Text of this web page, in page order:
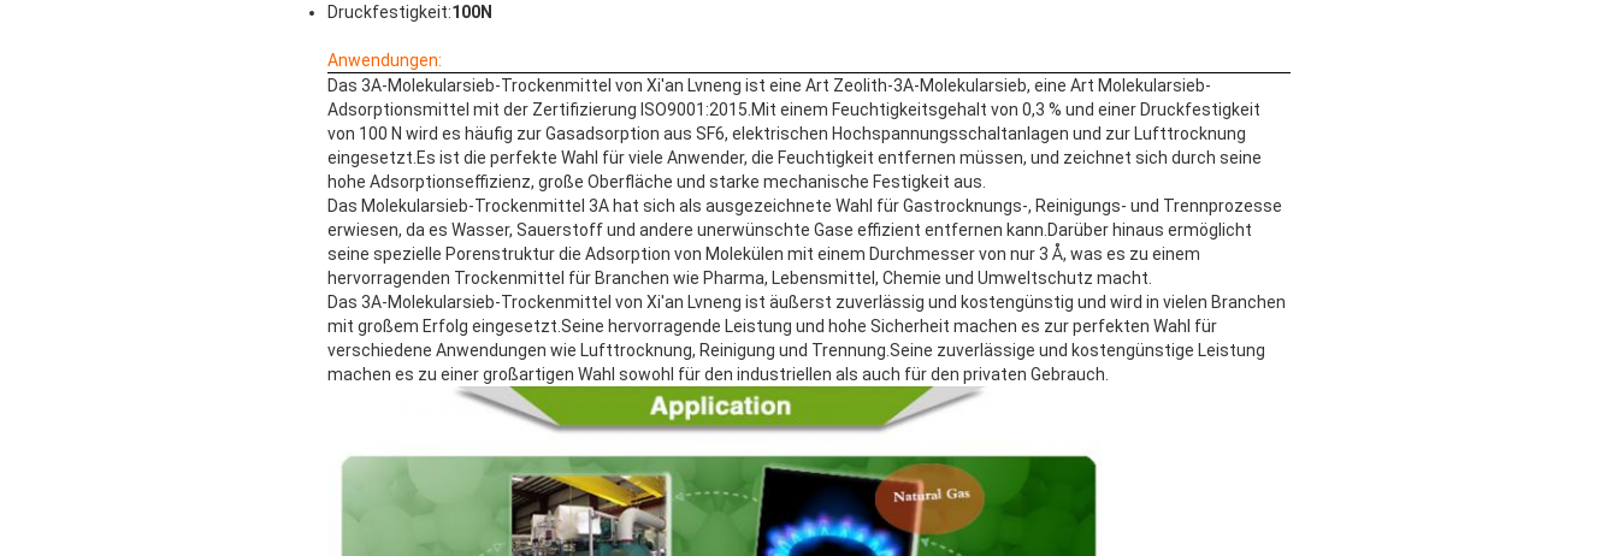
Druckfestigkeit:100N
Anwendungen:
Das 3A-Molekularsieb-Trockenmittel von Xi'an Lvneng ist eine Art Zeolith-3A-Molekularsieb, eine Art Molekularsieb-
Adsorptionsmittel mit der Zertifizierung ISO9001:2015.Mit einem Feuchtigkeitsgehalt von 0,3 % und einer Druckfestigkeit
von 100 N wird es häufig zur Gasadsorption aus SF6, elektrischen Hochspannungsschaltanlagen und zur Lufttrocknung
eingesetzt.Es ist die perfekte Wahl für viele Anwender, die Feuchtigkeit entfernen müssen, und zeichnet sich durch seine
hohe Adsorptionseffizienz, große Oberfläche und starke mechanische Festigkeit aus.
Das Molekularsieb-Trockenmittel 3A hat sich als ausgezeichnete Wahl für Gastrocknungs-, Reinigungs- und Trennprozesse
erwiesen, da es Wasser, Sauerstoff und andere unerwünschte Gase effizient entfernen kann.Darüber hinaus ermöglicht
seine spezielle Porenstruktur die Adsorption von Molekülen mit einem Durchmesser von nur 3 Å, was es zu einem
hervorragenden Trockenmittel für Branchen wie Pharma, Lebensmittel, Chemie und Umweltschutz macht.
Das 3A-Molekularsieb-Trockenmittel von Xi'an Lvneng ist äußerst zuverlässig und kostengünstig und wird in vielen Branchen
mit großem Erfolg eingesetzt.Seine hervorragende Leistung und hohe Sicherheit machen es zur perfekten Wahl für
verschiedene Anwendungen wie Lufttrocknung, Reinigung und Trennung.Seine zuverlässige und kostengünstige Leistung
machen es zu einer großartigen Wahl sowohl für den industriellen als auch für den privaten Gebrauch.